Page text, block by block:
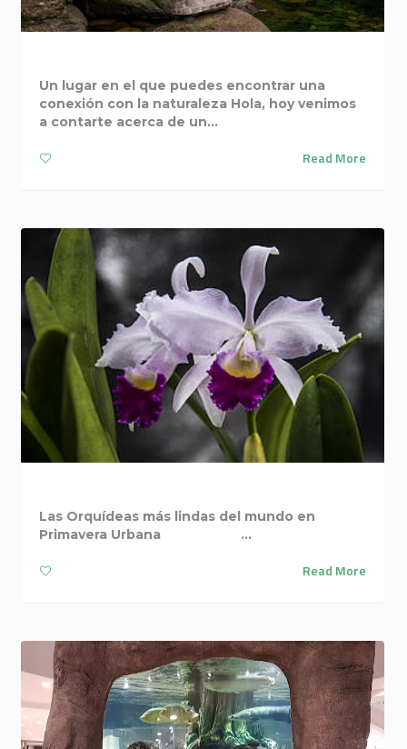
Un lugar en el que puedes encontrar una
conexión con la naturaleza Hola, hoy venimos
a contarte acerca de un...
Read More
Las Orquídeas más lindas del mundo en
Primavera Urbana ...
Read More